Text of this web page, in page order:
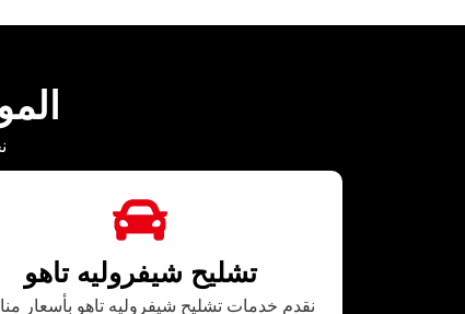
تشليح شيفروليه تاهو
نقدم خدمات تشليح شيفروليه تاهو بأسعار